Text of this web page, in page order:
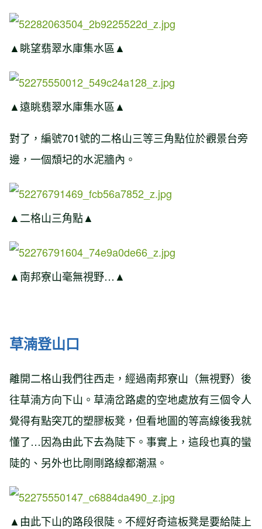
▲眺望翡翠水庫集水區▲
▲遠眺翡翠水庫集水區▲
對了，編號701號的二格山三等三角點位於觀景台旁
邊，一個頹圮的水泥牆內。
▲二格山三角點▲
▲南邦寮山毫無視野…▲
草湳登山口
離開二格山我們往西走，經過南邦寮山（無視野）後
往草湳方向下山。草湳岔路處的空地處放有三個令人
覺得有點突兀的塑膠板凳，但看地圖的等高線後我就
懂了…因為由此下去為陡下。事實上，這段也真的蠻
陡的、另外也比剛剛路線都潮濕。
▲由此下山的路段很陡。不經好奇這板凳是要給陡上